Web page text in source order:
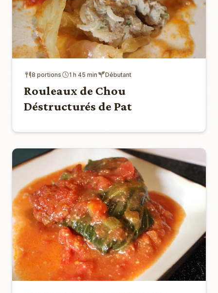
8 portions 1 h 45 min Débutant
Rouleaux de Chou
Déstructurés de Pat